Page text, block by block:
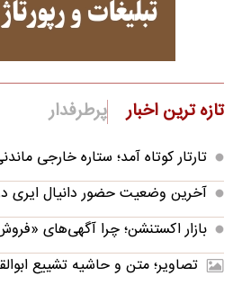
تازه ترین اخبار پرطرفدار
تارتار کوتاه آمد؛ ستاره خارجی
آخرین وضعیت حضور دانیال ایری
بازار اکستنشن؛ چرا آگهی‌های
تصاویر؛ متن و حاشیه تشییع